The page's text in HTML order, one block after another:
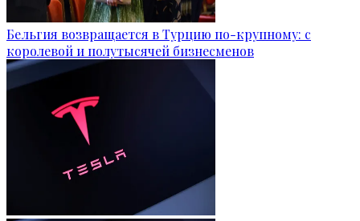
Бельгия возвращается в Турцию по-крупному: с
королевой и полутысячей бизнесменов